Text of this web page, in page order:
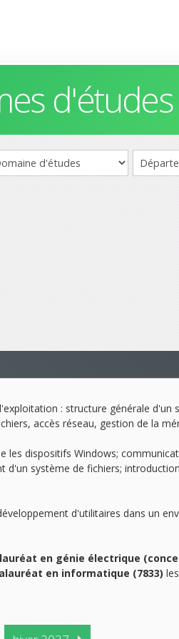
d'études
: structure générale
accès réseau, gestion de la
dispositifs Windows;
système de fichiers;
d'utilitaires dans un
en génie électrique
en informatique (7833)